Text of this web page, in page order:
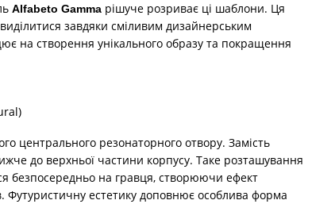
Alfabeto Gamma рішуче розриває ці шаблони. Ця
завдяки сміливим дизайнерським
на створення унікального образу та покращення
центрального резонаторного отвору. Замість
до верхньої частини корпусу. Таке розташування
безпосередньо на гравця, створюючи ефект
Футуристичну естетику доповнює особлива форма